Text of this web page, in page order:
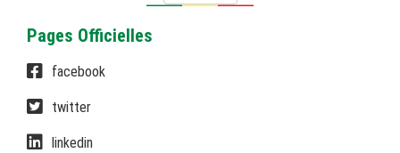
Pages Officielles
facebook
twitter
linkedin